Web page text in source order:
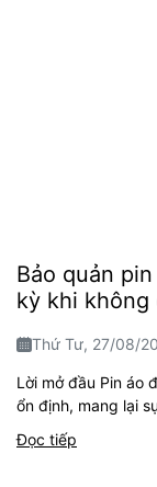
Bảo quản
kỳ khi không
Thứ Tư, 27/08/
Lời mở đầu Pin áo
ổn định, mang lại
Đọc tiếp